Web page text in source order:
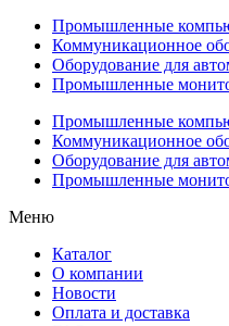
Промышленные
Коммуникационное
Оборудование для
Промышленные
Промышленные
Коммуникационное
Оборудование для
Промышленные
Меню
Каталог
О компании
Новости
Оплата и доставка